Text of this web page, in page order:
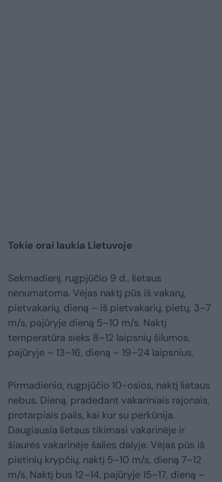
Tokie orai laukia Lietuvoje
Sekmadienį, rugpjūčio 9 d., lietaus
nenumatoma. Vėjas naktį pūs iš vakarų,
pietvakarių, dieną – iš pietvakarių, pietų, 3–7
m/s, pajūryje dieną 5–10 m/s. Naktį
temperatūra sieks 8–12 laipsnių šilumos,
pajūryje – 13–16, dieną – 19–24 laipsnius.
Pirmadienio, rugpjūčio 10-osios, naktį lietaus
nebus. Dieną, pradedant vakariniais rajonais,
protarpiais palis, kai kur su perkūnija.
Daugiausia lietaus tikimasi vakarinėje ir
šiaurės vakarinėje šalies dalyje. Vėjas pūs iš
pietinių krypčių, naktį 5–10 m/s, dieną 7–12
m/s. Naktį bus 12–14, pajūryje 15–17, dieną –